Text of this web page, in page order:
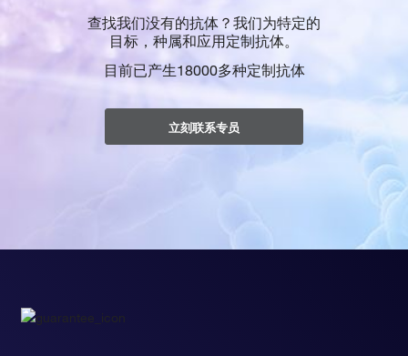
查找我们没有的抗体？我们为特定的
目标，种属和应用定制抗体。
目前已产生18000多种定制抗体
立刻联系专员